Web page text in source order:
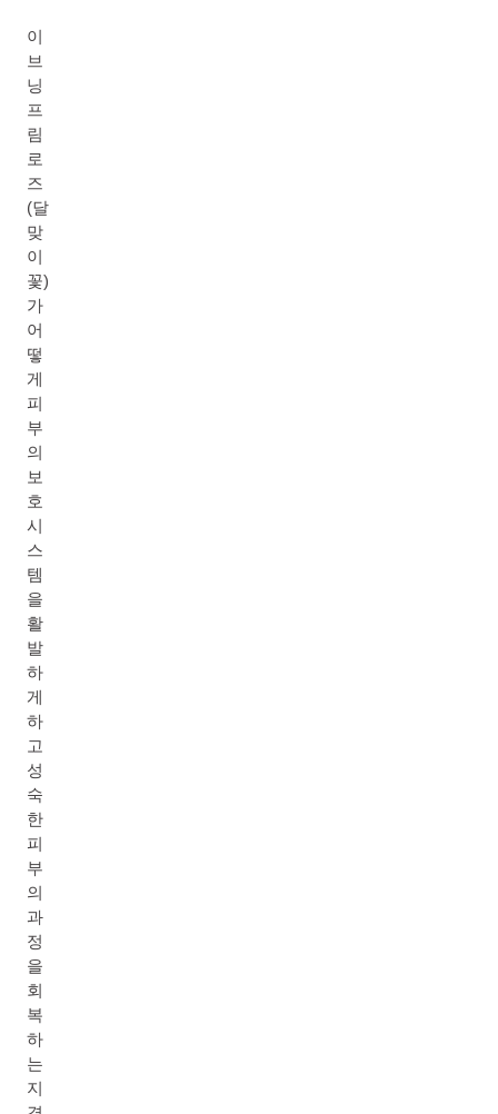
이
브
닝
프
림
로
즈
(달
맞
이
꽃)
가
어
떻
게
피
부
의
보
호
시
스
템
을
활
발
하
게
하
고
성
숙
한
피
부
의
과
정
을
회
복
하
는
지